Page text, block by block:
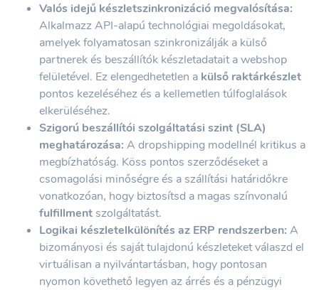
Valós idejű készletszinkronizáció megvalósítása:
Alkalmazz API-alapú technológiai megoldásokat,
amelyek folyamatosan szinkronizálják a külső
partnerek és beszállítók készletadatait a webshop
felületével. Ez elengedhetetlen a külső raktárkészlet
pontos kezeléséhez és a kellemetlen túlfoglalások
elkerüléséhez.
Szigorú beszállítói szolgáltatási szint (SLA)
meghatározása: A dropshipping modellnél kritikus a
megbízhatóság. Köss pontos szerződéseket a
csomagolási minőségre és a szállítási határidőkre
vonatkozóan, hogy biztosítsd a magas színvonalú
fulfillment szolgáltatást.
Logikai készletelkülönítés az ERP rendszerben: A
bizományosi és saját tulajdonú készleteket válaszd el
virtuálisan a nyilvántartásban, hogy pontosan
nyomon követhető legyen az árrés és a pénzügyi